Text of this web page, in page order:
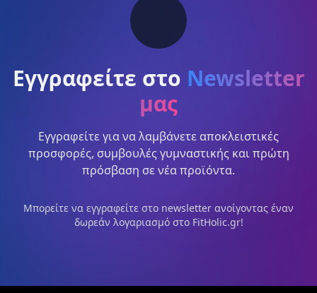
Εγγραφείτε στο Newsletter
μας
Εγγραφείτε για να λαμβάνετε αποκλειστικές
προσφορές, συμβουλές γυμναστικής και πρώτη
πρόσβαση σε νέα προϊόντα.
Μπορείτε να εγγραφείτε στο newsletter ανοίγοντας έναν
δωρεάν λογαριασμό στο FitHolic.gr!